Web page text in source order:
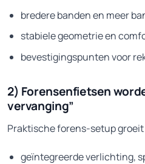
bredere banden en meer
stabiele geometrie en
bevestigingspunten voor
2) Forensenfietsen
vervanging”
Praktische forens-setup groeit
geïntegreerde verlichting,